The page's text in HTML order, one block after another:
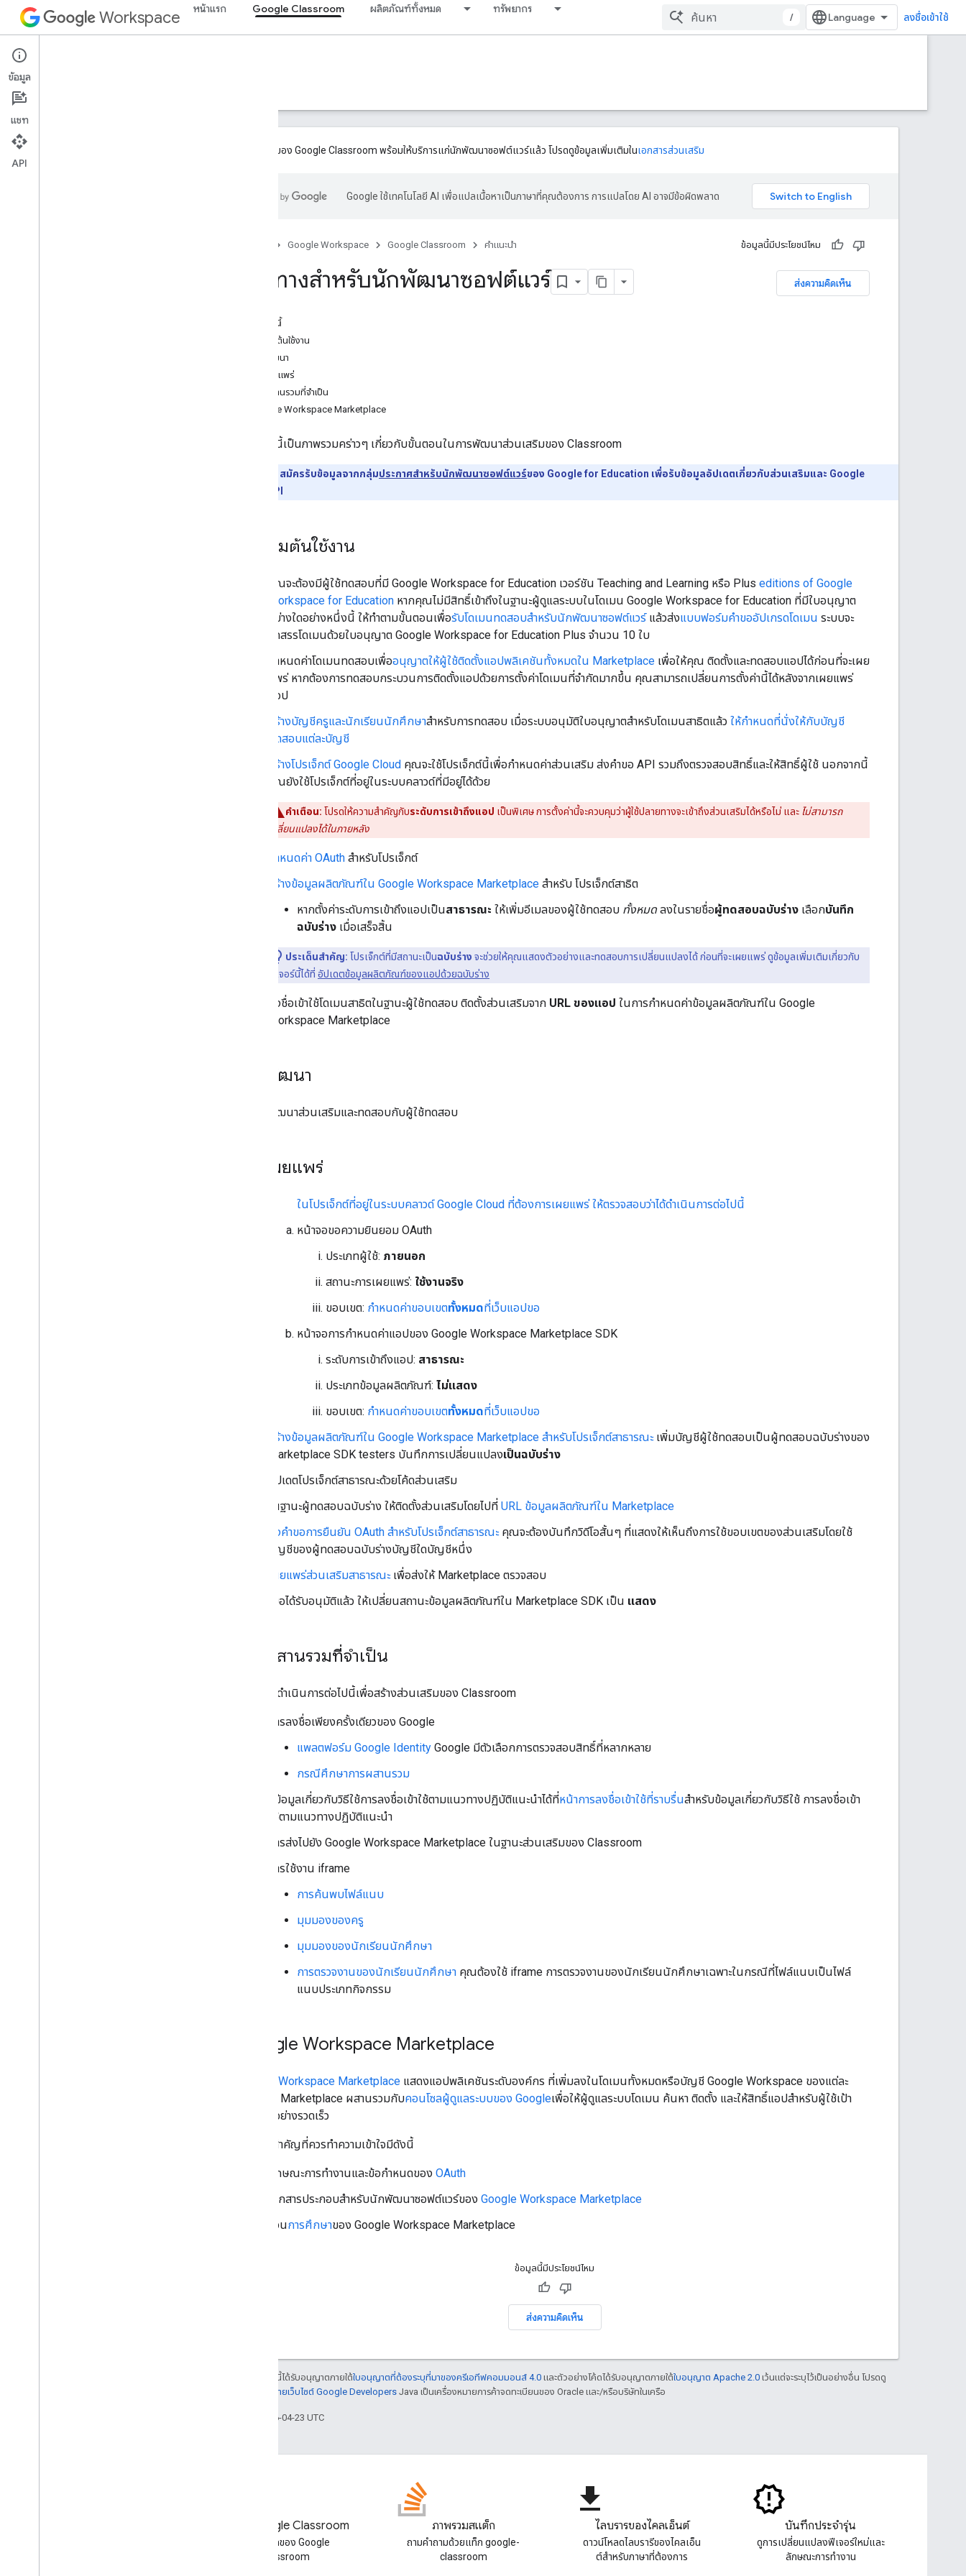
Workspace หน้าแรก Google Classroom ผลิตภัณฑ์ทั้งหมด ทรัพยากร
/ ลงชื่อเข้าใช้
Google Classroom
ภาพรวม
ส่วนเสริมของ Google Classroom พร้อมให้บริการแก่นักพัฒนาซอฟต์แวร์แล้ว โปรดดูข้อมูลเพิ่มเติมในเอกสารส่วนเสริม
Google ใช้เทคโนโลยี AI เพื่อแปลเนื้อหาเป็นภาษาที่คุณต้องการ การแปลโดย AI อาจมีข้อผิดพลาด
Google Workspace Google Classroom คำแนะนำ ข้อมูลนี้มีประโยชน์ไหม
ส่งความคิดเห็น
เส้นทางสําหรับนักพัฒนาซอฟต์แวร์
ในหน้านี้
การเริ่มต้นใช้งาน
การพัฒนา
การเผยแพร่
การผสานรวมที่จำเป็น
Google Workspace Marketplace
ด้านล่างนี้เป็นภาพรวมคร่าวๆ เกี่ยวกับขั้นตอนในการพัฒนาส่วนเสริมของ Classroom
สมัครรับข้อมูลจากกลุ่มประกาศสำหรับนักพัฒนาซอฟต์แวร์ของ Google for Education เพื่อรับข้อมูลอัปเดตเกี่ยวกับส่วนเสริมและ Google
Classroom API
การเริ่มต้นใช้งาน
คุณจะต้องมีผู้ใช้ทดสอบที่มี Google Workspace for Education เวอร์ชัน Teaching and Learning หรือ Plus editions of Google
Workspace for Education หากคุณไม่มีสิทธิ์เข้าถึงในฐานะผู้ดูแลระบบในโดเมน Google Workspace for Education ที่มีใบอนุญาต
อย่างใดอย่างหนึ่งนี้ ให้ทำตามขั้นตอนเพื่อรับโดเมนทดสอบสำหรับนักพัฒนาซอฟต์แวร์แล้วส่งแบบฟอร์มคำขออัปเกรดโดเมน ระบบจะ
จัดสรรโดเมนด้วยใบอนุญาต Google Workspace for Education Plus จำนวน 10 ใบ
กำหนดค่าโดเมนทดสอบเพื่ออนุญาตให้ผู้ใช้ติดตั้งแอปพลิเคชันทั้งหมดใน Marketplace เพื่อให้คุณ ติดตั้งและทดสอบแอปได้ก่อนที่จะเผย
แพร่ หากต้องการทดสอบกระบวนการติดตั้งแอปด้วยการตั้งค่าโดเมนที่จำกัดมากขึ้น คุณสามารถเปลี่ยนการตั้งค่านี้ได้หลังจากเผยแพร่
แอป
สร้างบัญชีครูและนักเรียนนักศึกษาสำหรับการทดสอบ เมื่อระบบอนุมัติใบอนุญาตสำหรับโดเมนสาธิตแล้ว ให้กำหนดที่นั่งให้กับบัญชี
ทดสอบแต่ละบัญชี
สร้างโปรเจ็กต์ Google Cloud คุณจะใช้โปรเจ็กต์นี้เพื่อกำหนดค่าส่วนเสริม ส่งคำขอ API รวมถึงตรวจสอบสิทธิ์และให้สิทธิ์ผู้ใช้ นอกจากนี้
คุณยังใช้โปรเจ็กต์ที่อยู่ในระบบคลาวด์ที่มีอยู่ได้ด้วย
คำเตือน: โปรดให้ความสำคัญกับระดับการเข้าถึงแอป เป็นพิเศษ การตั้งค่านี้จะควบคุมว่าผู้ใช้ปลายทางจะเข้าถึงส่วนเสริมได้หรือไม่ และ ไม่สามารถ
เปลี่ยนแปลงได้ในภายหลัง
กำหนดค่า OAuth สำหรับโปรเจ็กต์
สร้างข้อมูลผลิตภัณฑ์ใน Google Workspace Marketplace สำหรับ โปรเจ็กต์สาธิต
หากตั้งค่าระดับการเข้าถึงแอปเป็นสาธารณะ ให้เพิ่มอีเมลของผู้ใช้ทดสอบ ทั้งหมดลงในรายชื่อผู้ทดสอบฉบับร่าง เลือกบันทึก
ฉบับร่าง เมื่อเสร็จสิ้น
ประเด็นสำคัญ: โปรเจ็กต์ที่มีสถานะเป็นฉบับร่าง จะช่วยให้คุณแสดงตัวอย่างและทดสอบการเปลี่ยนแปลงได้ ก่อนที่จะเผยแพร่ ดูข้อมูลเพิ่มเติมเกี่ยวกับ
ฟีเจอร์นี้ได้ที่ อัปเดตข้อมูลผลิตภัณฑ์ของแอปด้วยฉบับร่าง
ลงชื่อเข้าใช้โดเมนสาธิตในฐานะผู้ใช้ทดสอบ ติดตั้งส่วนเสริมจาก URL ของแอป ในการกำหนดค่าข้อมูลผลิตภัณฑ์ใน Google
Workspace Marketplace
การพัฒนา
พัฒนาส่วนเสริมและทดสอบกับผู้ใช้ทดสอบ
การเผยแพร่
ในโปรเจ็กต์ที่อยู่ในระบบคลาวด์ Google Cloud ที่ต้องการเผยแพร่ ให้ตรวจสอบว่าได้ดำเนินการต่อไปนี้
หน้าจอขอความยินยอม OAuth
ประเภทผู้ใช้: ภายนอก
สถานะการเผยแพร่: ใช้งานจริง
ขอบเขต: กำหนดค่าขอบเขตทั้งหมดที่เว็บแอปขอ
หน้าจอการกำหนดค่าแอปของ Google Workspace Marketplace SDK
ระดับการเข้าถึงแอป: สาธารณะ
ประเภทข้อมูลผลิตภัณฑ์: ไม่แสดง
ขอบเขต: กำหนดค่าขอบเขตทั้งหมดที่เว็บแอปขอ
สร้างข้อมูลผลิตภัณฑ์ใน Google Workspace Marketplace สำหรับโปรเจ็กต์สาธารณะเพิ่มบัญชีผู้ใช้ทดสอบเป็นผู้ทดสอบฉบับร่างของ
Marketplace SDK testers บันทึกการเปลี่ยนแปลงเป็นฉบับร่าง
อัปเดตโปรเจ็กต์สาธารณะด้วยโค้ดส่วนเสริม
ในฐานะผู้ทดสอบฉบับร่าง ให้ติดตั้งส่วนเสริมโดยไปที่ URL ข้อมูลผลิตภัณฑ์ใน Marketplace
ส่งคำขอการยืนยัน OAuth สำหรับโปรเจ็กต์สาธารณะคุณจะต้องบันทึกวิดีโอสั้นๆ ที่แสดงให้เห็นถึงการใช้ขอบเขตของส่วนเสริมโดยใช้
บัญชีของผู้ทดสอบฉบับร่างบัญชีใดบัญชีหนึ่ง
เผยแพร่ส่วนเสริมสาธารณะเพื่อส่งให้ Marketplace ตรวจสอบ
เมื่อได้รับอนุมัติแล้ว ให้เปลี่ยนสถานะข้อมูลผลิตภัณฑ์ใน Marketplace SDK เป็น แสดง
การผสานรวมที่จำเป็น
คุณต้องดำเนินการต่อไปนี้เพื่อสร้างส่วนเสริมของ Classroom
การลงชื่อเพียงครั้งเดียวของ Google
แพลตฟอร์ม Google Identity Google มีตัวเลือกการตรวจสอบสิทธิ์ที่หลากหลาย
กรณีศึกษาการผสานรวม
ดูข้อมูลเกี่ยวกับวิธีใช้การลงชื่อเข้าใช้ตามแนวทางปฏิบัติแนะนำได้ที่หน้าการลงชื่อเข้าใช้ที่ราบรื่นสำหรับข้อมูลเกี่ยวกับวิธีใช้ การลงชื่อเข้า
ใช้ตามแนวทางปฏิบัติแนะนำ
การส่งไปยัง Google Workspace Marketplace ในฐานะส่วนเสริมของ Classroom
การใช้งาน iframe
การค้นพบไฟล์แนบ
มุมมองของครู
มุมมองของนักเรียนนักศึกษา
การตรวจงานของนักเรียนนักศึกษา คุณต้องใช้ iframe การตรวจงานของนักเรียนนักศึกษาเฉพาะในกรณีที่ไฟล์แนบเป็นไฟล์
แนบประเภทกิจกรรม
Google Workspace Marketplace
Google Workspace Marketplace แสดงแอปพลิเคชันระดับองค์กร ที่เพิ่มลงในโดเมนทั้งหมดหรือบัญชี Google Workspace ของแต่ละ
บุคคลได้ Marketplace ผสานรวมกับคอนโซลผู้ดูแลระบบของ Googleเพื่อให้ผู้ดูแลระบบโดเมน ค้นหา ติดตั้ง และให้สิทธิ์แอปสำหรับผู้ใช้เป้า
หมายได้อย่างรวดเร็ว
แนวคิดสำคัญที่ควรทำความเข้าใจมีดังนี้
ลักษณะการทำงานและข้อกำหนดของ OAuth
เอกสารประกอบสำหรับนักพัฒนาซอฟต์แวร์ของ Google Workspace Marketplace
ส่วนการศึกษาของ Google Workspace Marketplace
ข้อมูลนี้มีประโยชน์ไหม
ส่งความคิดเห็น
เนื้อหาของหน้าเว็บนี้ได้รับอนุญาตภายใต้ใบอนุญาตที่ต้องระบุที่มาของครีเอทีฟคอมมอนส์ 4.0 และตัวอย่างโค้ดได้รับอนุญาตภายใต้ใบอนุญาต Apache 2.0 เว้นแต่จะระบุไว้เป็นอย่างอื่น โปรดดู
นโยบายเว็บไซต์ Google Developers Java เป็นเครื่องหมายการค้าจดทะเบียนของ Oracle และ/หรือบริษัทในเครือ
อัปเดตล่าสุด 2026-04-23 UTC
บล็อก Google Classroom
อ่านบล็อกของ Google
Classroom
ภาพรวมสแต็ก
ถามคําถามด้วยแท็ก google-
classroom
file_download
ไลบรารีของไคลเอ็นต์
ดาวน์โหลดไลบรารีของไคลเอ็น
ต์สําหรับภาษาที่ต้องการ
บันทึกประจำรุ่น
ดูการเปลี่ยนแปลงฟีเจอร์ใหม่และ
ลักษณะการทํางาน
ข้อมูล
แชท
API